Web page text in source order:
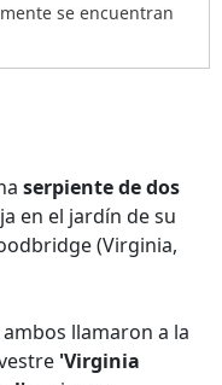
se encuentran
serpiente de dos
en el jardín de su
(Virginia,
llamaron a la
'Virginia